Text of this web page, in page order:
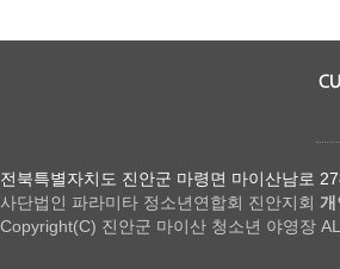
전북특별자치도 진안군 마령면 마이산남로
사단법인 파라미타 정소년연합회 진안지회 개
Copyright(C) 진안군 마이산 청소년 야영장